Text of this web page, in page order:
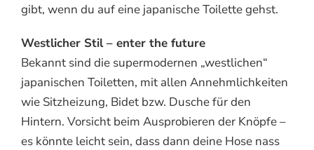
gibt, wenn du auf eine japanische Toilette gehst.
Westlicher Stil – enter the future
Bekannt sind die supermodernen „westlichen“
japanischen Toiletten, mit allen Annehmlichkeiten
wie Sitzheizung, Bidet bzw. Dusche für den
Hintern. Vorsicht beim Ausprobieren der Knöpfe –
es könnte leicht sein, dass dann deine Hose nass